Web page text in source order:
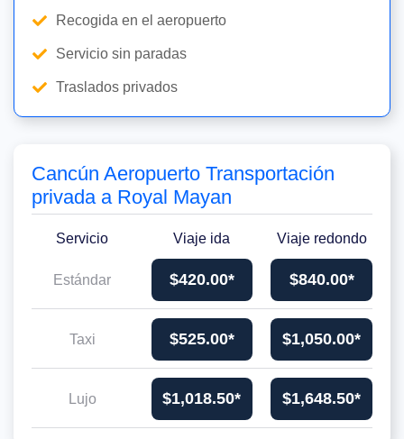
Cancún Aeropuerto Transportación
privada a Royal Mayan
Servicio Viaje ida Viaje redondo
Estándar $420.00* $840.00*
Taxi $525.00* $1,050.00*
Lujo $1,018.50* $1,648.50*
Recogida en el aeropuerto
Servicio sin paradas
Traslados privados